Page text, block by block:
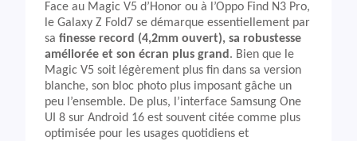
Face au Magic V5 d’Honor ou à l’Oppo Find N3 Pro,
le Galaxy Z Fold7 se démarque essentiellement par
sa finesse record (4,2mm ouvert), sa robustesse
améliorée et son écran plus grand . Bien que le
Magic V5 soit légèrement plus fin dans sa version
blanche, son bloc photo plus imposant gâche un
peu l’ensemble. De plus, l’interface Samsung One
UI 8 sur Android 16 est souvent citée comme plus
optimisée pour les usages quotidiens et